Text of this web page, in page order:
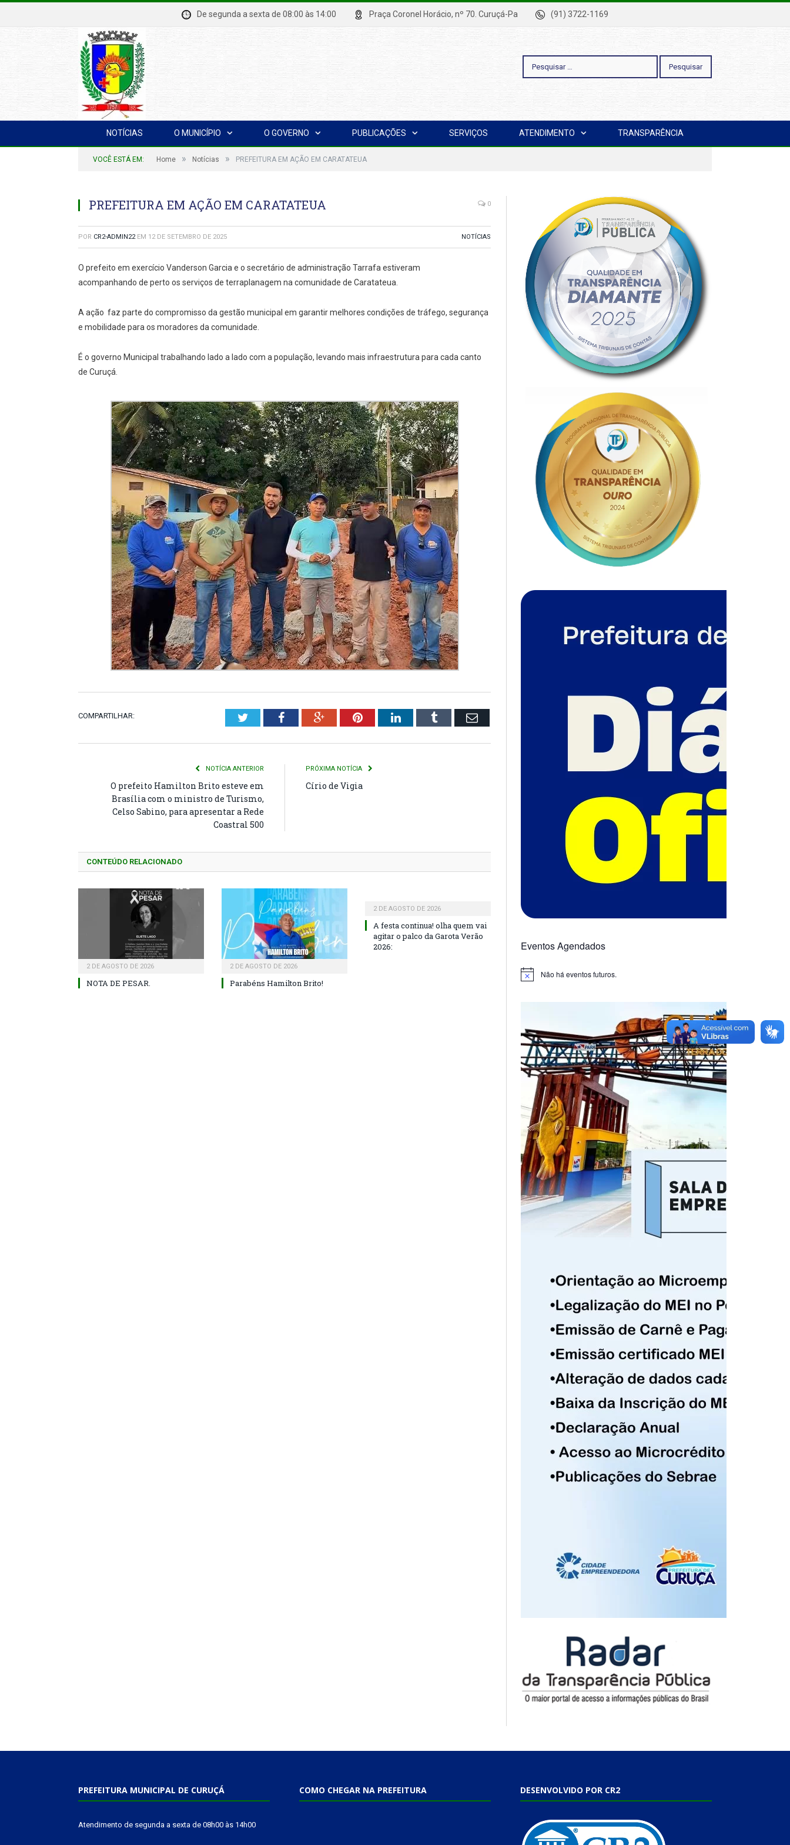
De segunda a sexta de 08:00 às 14:00 Praça Coronel Horácio, nº 70. Curuçá-Pa (91) 3722-1169
Pesquisar
por:
NOTÍCIAS O MUNICÍPIO O GOVERNO PUBLICAÇÕES SERVIÇOS ATENDIMENTO TRANSPARÊNCIA
VOCÊ ESTÁ EM: Home » Notícias » PREFEITURA EM AÇÃO EM CARATATEUA
PREFEITURA EM AÇÃO EM CARATATEUA 0
POR CR2-ADMIN22 EM 12 DE SETEMBRO DE 2025 NOTÍCIAS
O prefeito em exercício Vanderson Garcia e o secretário de administração Tarrafa estiveram
acompanhando de perto os serviços de terraplanagem na comunidade de Caratateua.
A ação faz parte do compromisso da gestão municipal em garantir melhores condições de tráfego, segurança
e mobilidade para os moradores da comunidade.
É o governo Municipal trabalhando lado a lado com a população, levando mais infraestrutura para cada canto
de Curuçá.
COMPARTILHAR: TwitterFacebookGoogle+PinterestLinkedInTumblr Email
NOTÍCIA ANTERIOR
O prefeito Hamilton Brito esteve em
Brasília com o ministro de Turismo,
Celso Sabino, para apresentar a Rede
Coastral 500
PRÓXIMA NOTÍCIA
Círio de Vigia
CONTEÚDO RELACIONADO
2 DE AGOSTO DE 2026
NOTA DE PESAR.
2 DE AGOSTO DE 2026
Parabéns Hamilton Brito!
2 DE AGOSTO DE 2026
A festa continua! olha quem vai
agitar o palco da Garota Verão
2026:
Eventos Agendados
Notice Não há eventos futuros.
PREFEITURA MUNICIPAL DE CURUÇÁ
Atendimento de segunda a sexta de 08h00 às 14h00
COMO CHEGAR NA PREFEITURA DESENVOLVIDO POR CR2